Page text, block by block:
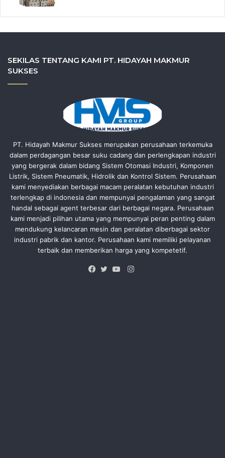
SEKILAS TENTANG KAMI PT. HIDAYAH MAKMUR
SUKSES
PT. Hidayah Makmur Sukses merupakan perusahaan terkemuka
dalam perdagangan besar suku cadang dan perlengkapan industri
yang bergerak dalam bidang Sistem Otomasi Industri, Komponen
Listrik, Sistem Pneumatik, Hidrolik dan Kontrol Sistem. Perusahaan
kami menyediakan berbagai macam peralatan kebutuhan industri
terlengkap di indonesia dan mempunyai pengalaman yang sangat
handal sebagai agent terbesar dari berbagai negara. Perusahaan
kami menjadi pilihan utama yang mempunyai peran penting dalam
mendukung kelancaran mesin dan peralatan diberbagai sektor
industri pabrik dan kantor. Perusahaan kami memiliki pelayanan
terbaik dan memberikan harga yang kompetetif.
Instagram